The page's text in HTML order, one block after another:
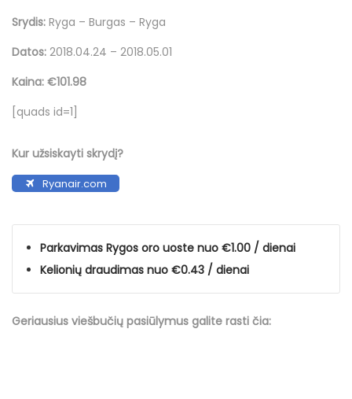
Srydis: Ryga – Burgas – Ryga
Datos: 2018.04.24 – 2018.05.01
Kaina: €101.98
[quads id=1]
Kur užsiskayti skrydį?
Ryanair.com
Parkavimas Rygos oro uoste nuo €1.00 / dienai
Kelionių draudimas nuo €0.43 / dienai
Geriausius viešbučių pasiūlymus galite rasti čia: